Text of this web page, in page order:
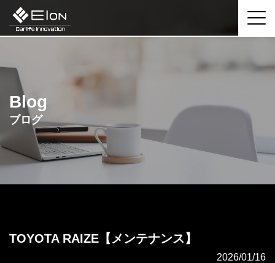
Blog
ブログ
TOYOTA RAIZE【メンテナンス】
2026/01/16